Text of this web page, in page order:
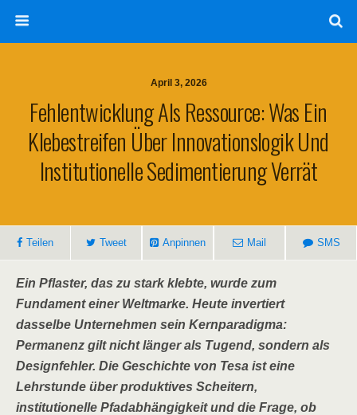
April 3, 2026
Fehlentwicklung Als Ressource: Was Ein
Klebestreifen Über Innovationslogik Und
Institutionelle Sedimentierung Verrät
Teilen Tweet Anpinnen Mail SMS
Ein Pflaster, das zu stark klebte, wurde zum
Fundament einer Weltmarke. Heute invertiert
dasselbe Unternehmen sein Kernparadigma:
Permanenz gilt nicht länger als Tugend, sondern als
Designfehler. Die Geschichte von Tesa ist eine
Lehrstunde über produktives Scheitern,
institutionelle Pfadabhängigkeit und die Frage, ob